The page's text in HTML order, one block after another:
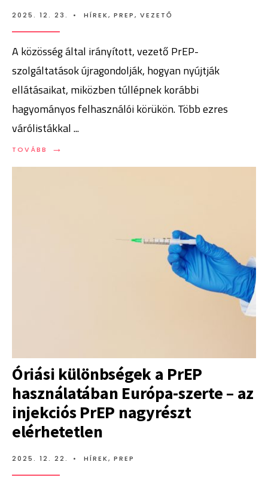
2025. 12. 23. • HÍREK, PREP, VEZETŐ
A közösség által irányított, vezető PrEP-
szolgáltatások újragondolják, hogyan nyújtják
ellátásaikat, miközben túllépnek korábbi
hagyományos felhasználói körükön. Több ezres
várólistákkal...
TOVÁBB →
Óriási különbségek a PrEP
használatában Európa-szerte – az
injekciós PrEP nagyrészt
elérhetetlen
2025. 12. 22. • HÍREK, PREP